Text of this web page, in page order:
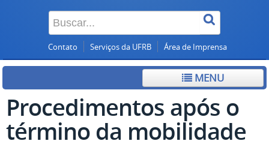
Contato Serviços da UFRB Área de Imprensa
MENU
Procedimentos após o
término da mobilidade